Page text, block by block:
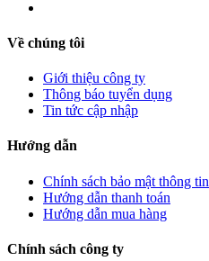
Về chúng tôi
Giới thiệu công ty
Thông báo tuyển dụng
Tin tức cập nhập
Hướng dẫn
Chính sách bảo mật thông tin
Hướng dẫn thanh toán
Hướng dẫn mua hàng
Chính sách công ty